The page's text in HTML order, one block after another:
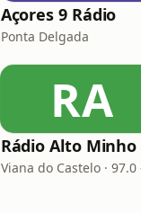
Açores 9 Rádio
Ponta Delgada
RA
Rádio Alto Minho